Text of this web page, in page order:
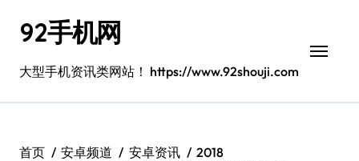
92手机网
大型手机资讯类网站！ https://www.92shouji.com
首页 安卓频道 安卓资讯
2018